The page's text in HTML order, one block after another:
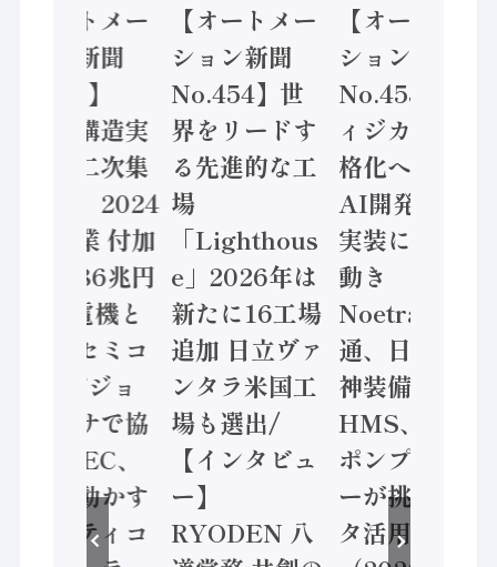
【オートメー
ション新聞
No.455】
「経済構造実
態調査二次集
計結果」2024
年製造業 付加
価値額86兆円
/ 三菱電機と
ソニーセミコ
ン AIビジョ
ンセンサで協
業 / IDEC、
安全に動かす
セーフティコ
【オートメー
ション新聞
No.454】世
界をリードす
る先進的な工
場
「Lighthous
e」2026年は
新たに16工場
追加 日立ヴァ
ンタラ米国工
場も選出/
【インタビュ
ー】
RYODEN 八
【オートメー
ション新聞
No.453】フ
ィジカルAI本
格化へ 国産
AI開発や社会
実装に活発な
動き
Noetra、富士
通、日立 / 兵
神装備 ×
HMS、老舗
ポンプメーカ
ーが挑むデー
タ活用 など